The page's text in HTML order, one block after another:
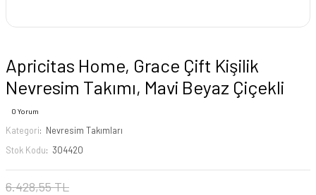
Apricitas Home, Grace Çift Kişilik
Nevresim Takımı, Mavi Beyaz Çiçekli
0 Yorum
Kategori
Nevresim Takımları
Stok Kodu
304420
6.428,55 TL